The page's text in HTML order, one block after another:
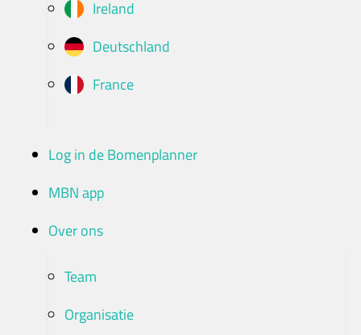
Ireland
Deutschland
France
Log in de Bomenplanner
MBN app
Over ons
Team
Organisatie